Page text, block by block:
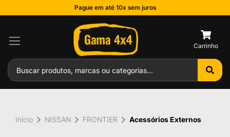
Pague em até 10x sem juros
Início NISSAN FRONTIER Acessórios Externos